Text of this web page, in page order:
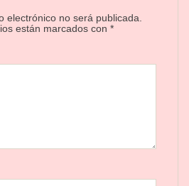
electrónico no será publicada.
están marcados con *